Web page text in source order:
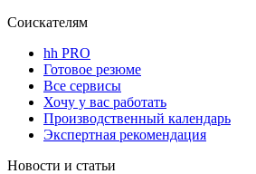
Соискателям
hh PRO
Готовое резюме
Все сервисы
Хочу у вас работать
Производственный календарь
Экспертная рекомендация
Новости и статьи